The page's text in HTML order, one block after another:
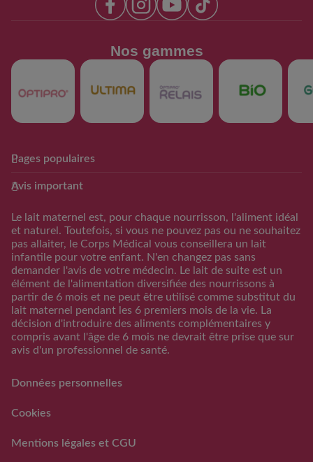
Nos gammes​
Pages populaires
Avantage Club bébé & moi
d’accouchement
Calculateur periode
d’ovulation
Calendrier Grossese
Guide de l’alimentation
S'inscrire/S'identifier
Support
FAQs
RAPPEL VOLONTAIRE ET
LAITS INFANTILES
FAQ rappels volontaires
Avis important
Le lait maternel est, pour chaque nourrisson, l'aliment idéal
et naturel. Toutefois, si vous ne pouvez pas ou ne souhaitez
pas allaiter, le Corps Médical vous conseillera un lait
infantile pour votre enfant. N'en changez pas sans
demander l'avis de votre médecin. Le lait de suite est un
élément de l'alimentation diversifiée des nourrissons à
partir de 6 mois et ne peut être utilisé comme substitut du
lait maternel pendant les 6 premiers mois de la vie. La
décision d'introduire des aliments complémentaires y
compris avant l'âge de 6 mois ne devrait être prise que sur
avis d'un professionnel de santé.
Données personnelles
Cookies
Mentions légales et CGU